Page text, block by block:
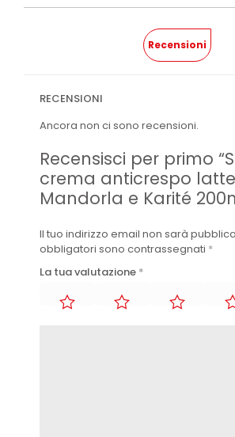
Recensioni
RECENSIONI
Ancora non ci sono recensioni.
Recensisci per primo
crema anticrespo
Mandorla e Karité
Il tuo indirizzo email non sarà
obbligatori sono contrassegnati *
La tua valutazione *